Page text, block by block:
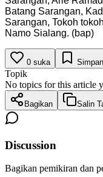
Batang Sarangan,
Sarangan, Tokoh
Namo Sialang. (bap)
0 suka Simpan
Topik
No topics for this article
Bagikan Salin
Discussion
Bagikan pemikiran dan